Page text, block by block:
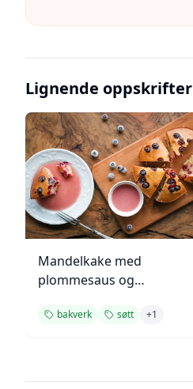
Lignende oppskrifter
Mandelkake med
plommesaus og
bakverk søtt +1